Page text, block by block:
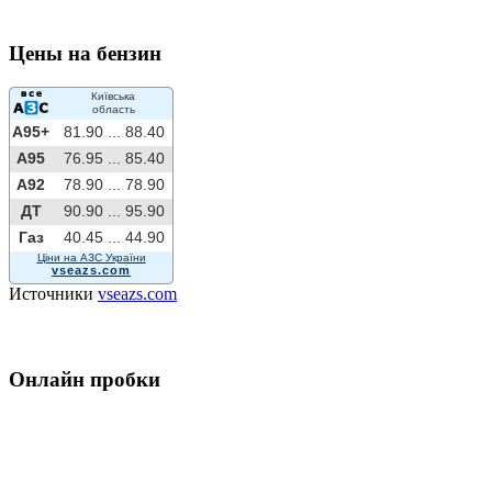
Цены на бензин
Київська
область
A95+ 81.90 ...
88.40
A95
76.95 ...
85.40
A92
78.90 ...
78.90
ДТ
90.90 ...
95.90
Газ
40.45 ... 44.90
Ціни на АЗС України
vseazs.com
Источники vseazs.com
Онлайн пробки